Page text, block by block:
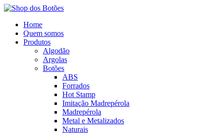
Home
Quem somos
Produtos
Algodão
Argolas
Botões
ABS
Forrados
Hot Stamp
Imitação Madrepérola
Madrepérola
Metal e Metalizados
Naturais